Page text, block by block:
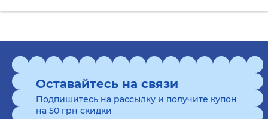
Оставайтесь на связи
Подпишитесь на рассылку и получите купон
на 50 грн скидки